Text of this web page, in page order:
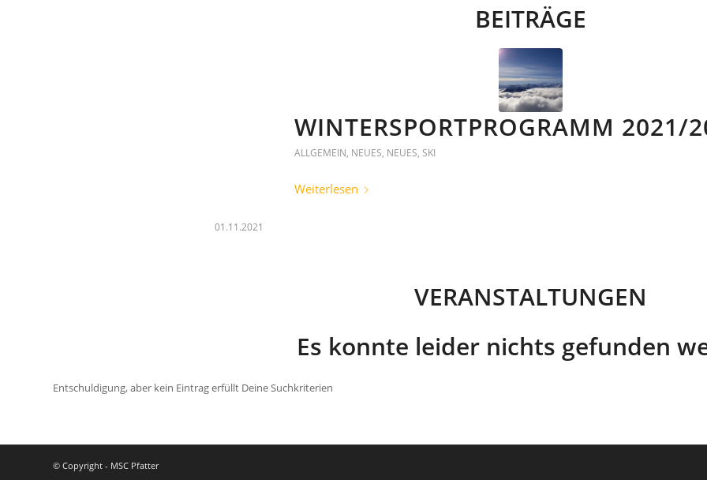
BEITRÄGE
WINTERSPORTPROGRAMM 2021/
ALLGEMEIN, NEUES, NEUES, SKI
Weiterlesen
01.11.2021
VERANSTALTUNGEN
Es konnte leider nichts gefunden
Entschuldigung, aber kein Eintrag erfüllt Deine Suchkriterien
© Copyright - MSC Pfatter